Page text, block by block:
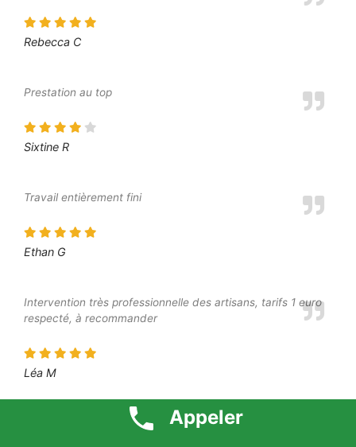
Rebecca C
Prestation au top
Sixtine R
Travail entièrement fini
Ethan G
Intervention très professionnelle des artisans, tarifs 1 euro
respecté, à recommander
Léa M
Appeler